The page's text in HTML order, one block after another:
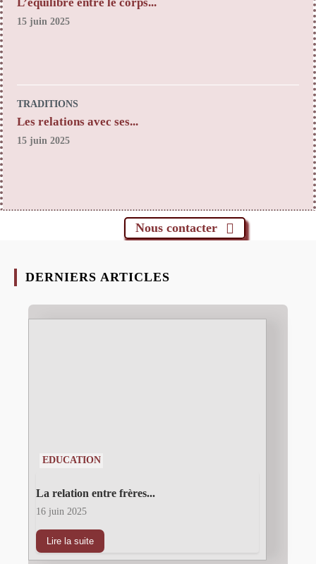
L’équilibre entre le corps...
15 juin 2025
TRADITIONS
Les relations avec ses...
15 juin 2025
Nous contacter
DERNIERS ARTICLES
EDUCATION
La relation entre frères...
16 juin 2025
Lire la suite